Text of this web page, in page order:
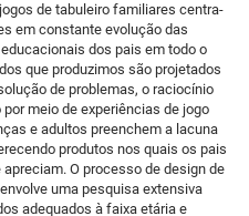
de tabuleiro familiares centra-
em constante evolução das
dos pais em todo o
que produzimos são projetados
de problemas, o raciocínio
meio de experiências de jogo
e adultos preenchem a lacuna
produtos nos quais os pais
O processo de design de
uma pesquisa extensiva
adequados à faixa etária e